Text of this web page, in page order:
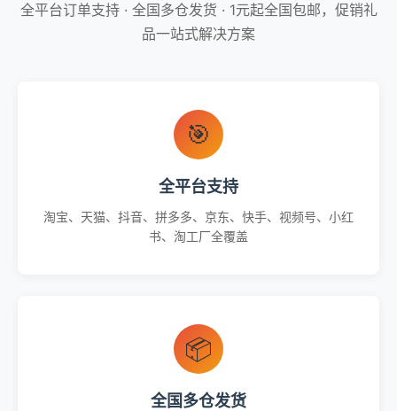
全平台订单支持 · 全国多仓发货 · 1元起全国包邮，促销礼
品一站式解决方案
🎯
全平台支持
淘宝、天猫、抖音、拼多多、京东、快手、视频号、小红
书、淘工厂全覆盖
📦
全国多仓发货